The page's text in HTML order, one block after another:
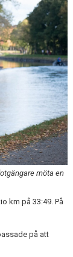
möta en
km på 33:49. På
på att